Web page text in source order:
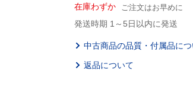
在庫わずか ご注文はお早めに
発送時期 1～5日以内に発送
中古商品の品質・付属品に
返品について